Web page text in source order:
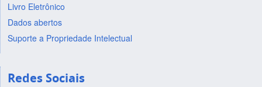
Livro Eletrônico
Dados abertos
Suporte a Propriedade Intelectual
Redes Sociais